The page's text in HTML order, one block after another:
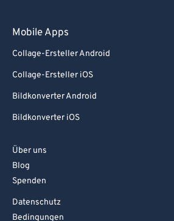
Mobile Apps
Collage-Ersteller Android
Collage-Ersteller iOS
Bildkonverter Android
Bildkonverter iOS
Über uns
Blog
Spenden
Datenschutz
Bedingungen